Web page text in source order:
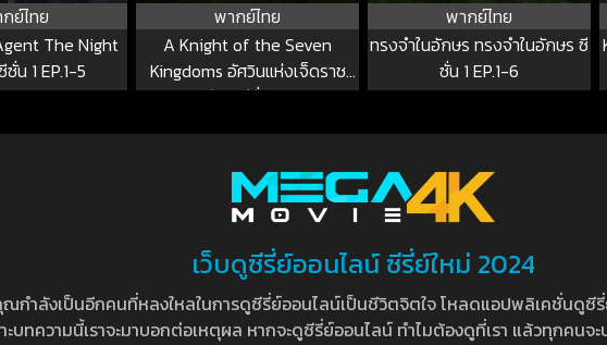
ย์ไทย
The Night
น 1 EP.1-5
พากย์ไทย
A Knight of the Seven
Kingdoms อัศวินแห่งเจ็ดราช
อาณาจักร ซีซั่น 1 EP.1-4
พากย์ไทย
ทรงจำในอักษร ทรงจำในอักษร ซี
ซั่น 1 EP.1-6
เว็บดูซีรี่ย์ออนไลน์ ซีรี่ย์ใหม่ 2024
ำลังเป็นอีกคนที่หลงใหลในการดูซีรี่ย์ออนไลน์เป็นชีวิตจิตใจ โหลดแอปพลิเคชั่นดูซี
ะบทความนี้เราจะมาบอกต่อเหตุผล หากจะดูซีรี่ย์ออนไลน์ ทำไมต้องดูที่เรา แล้วทุกคน